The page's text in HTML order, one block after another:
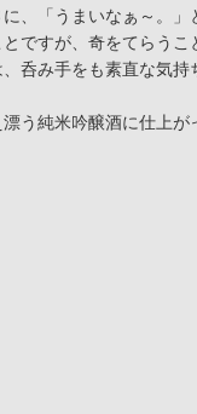
、「うまいなぁ～。」
ですが、奇をてらうこ
呑み手をも素直な気持
う純米吟醸酒に仕上が